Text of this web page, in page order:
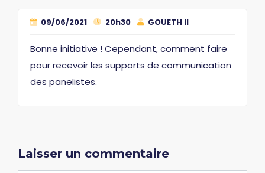
09/06/2021 20h30 GOUETH II
Bonne initiative ! Cependant, comment faire
pour recevoir les supports de communication
des panelistes.
Laisser un commentaire